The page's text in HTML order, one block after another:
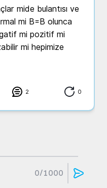
mide bulantısı ve
mi B=B olunca
mi pozitif mi
mi hepimize
2 0
0/1000